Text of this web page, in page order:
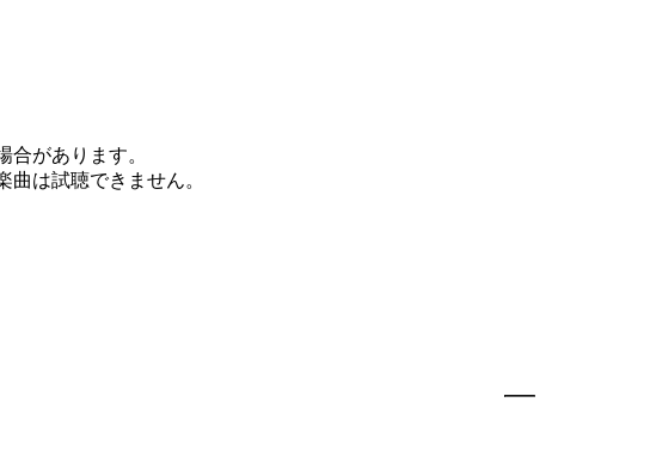
があります。
は試聴できません。